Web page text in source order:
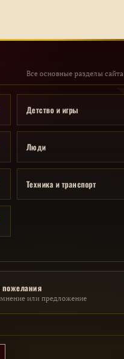
Все основные разделы
Детство и игры
Люди
Техника и транспорт
или предложение